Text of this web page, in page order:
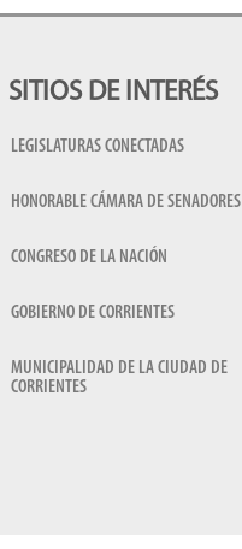
SITIOS DE INTERÉS
LEGISLATURAS CONECTADAS
HONORABLE CÁMARA DE SENADORES
CONGRESO DE LA NACIÓN
GOBIERNO DE CORRIENTES
MUNICIPALIDAD DE LA CIUDAD DE
CORRIENTES